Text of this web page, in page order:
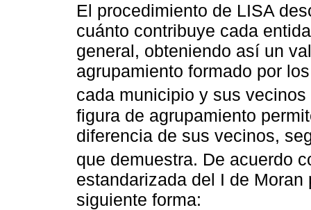
El procedimiento de LISA
cuánto contribuye cada
general, obteniendo así un
agrupamiento formado por
cada municipio y sus vecinos
figura de agrupamiento
diferencia de sus vecinos,
que demuestra. De acuerdo
estandarizada del I de
siguiente forma: